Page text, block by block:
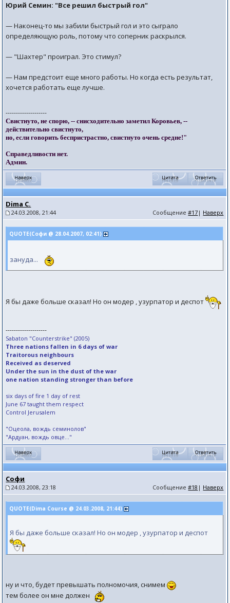
Юрий Семин: "Все решил быстрый гол"
— Наконец-то мы забили быстрый гол и это сыграло
определяющую роль, потому что соперник раскрылся.
— "Шахтер" проиграл. Это стимул?
— Нам предстоит еще много работы. Но когда есть результат,
хочется работать еще лучше.
--------------------
Свистнуто, не спорю, -- снисходительно заметил Коровьев, --
действительно свистнуто,
но, если говорить беспристрастно, свистнуто очень средне!"
Справедливости нет.
Админ.
Dima C.
24.03.2008, 21:44 Сообщение#17 | Наверх
QUOTE(Софи @ 28.04.2007, 02:41)
зануда...
Я бы даже больше сказал! Но он модер , узурпатор и деспот
--------------------
Sabaton "Counterstrike" (2005)
Three nations fallen in 6 days of war
Traitorous neighbours
Received as deserved
Under the sun in the dust of the war
one nation standing stronger than before
six days of fire 1 day of rest
June 67 taught them respect
Control Jerusalem
"Оцеола, вождь семинолов"
"Ардуан, вождь овце..."
Софи
24.03.2008, 23:18 Сообщение#18 | Наверх
QUOTE(Dima Course @ 24.03.2008, 21:44)
Я бы даже больше сказал! Но он модер , узурпатор и деспот
ну и что, будет превышать полномочия, снимем
тем более он мне должен